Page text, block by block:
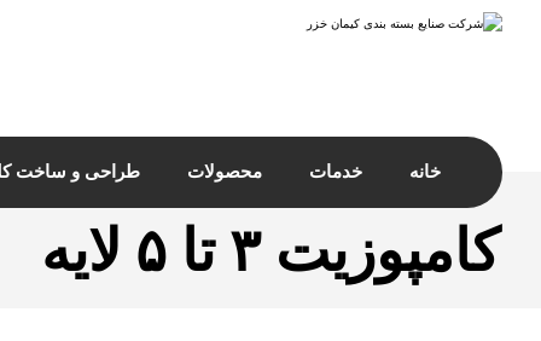
خانه خدمات محصولات طراحی و ساخت
کامپوزیت ۳ تا ۵ لایه